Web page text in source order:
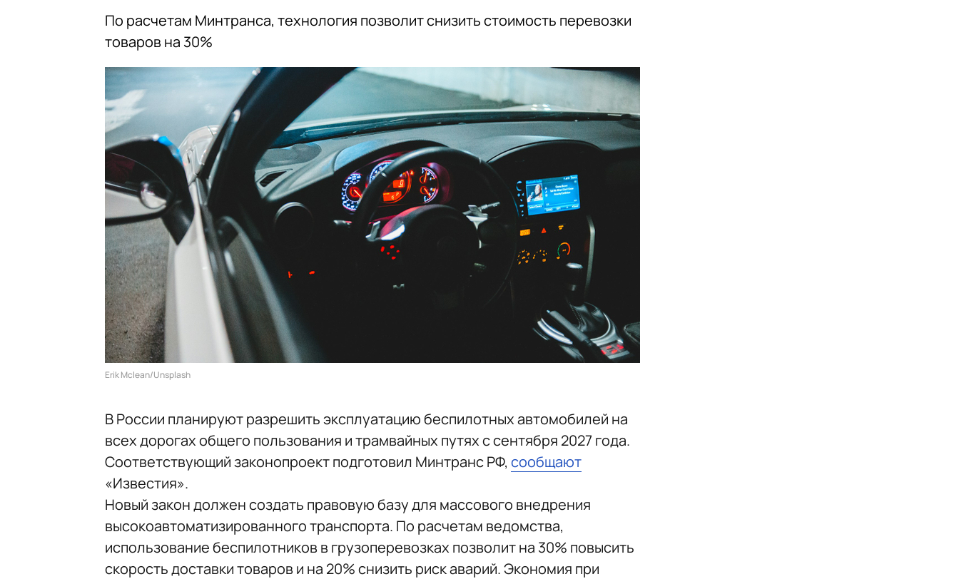
По расчетам Минтранса, технология позволит снизить стоимость перевозки
товаров на 30%
Erik Mclean/Unsplash
В России планируют разрешить эксплуатацию беспилотных автомобилей на
всех дорогах общего пользования и трамвайных путях с сентября 2027 года.
Соответствующий законопроект подготовил Минтранс РФ, сообщают
«Известия».
Новый закон должен создать правовую базу для массового внедрения
высокоавтоматизированного транспорта. По расчетам ведомства,
использование беспилотников в грузоперевозках позволит на 30% повысить
скорость доставки товаров и на 20% снизить риск аварий. Экономия при